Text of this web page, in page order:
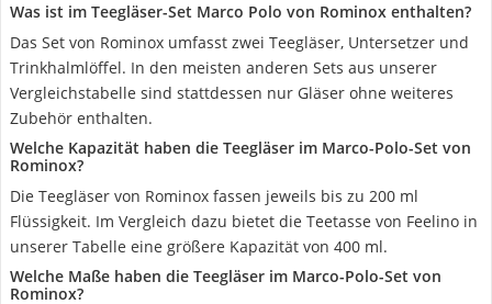
Was ist im Teegläser-Set Marco Polo von Rominox enthalten?
Das Set von Rominox umfasst zwei Teegläser, Untersetzer und
Trinkhalmlöffel. In den meisten anderen Sets aus unserer
Vergleichstabelle sind stattdessen nur Gläser ohne weiteres
Zubehör enthalten.
Welche Kapazität haben die Teegläser im Marco-Polo-Set von
Rominox?
Die Teegläser von Rominox fassen jeweils bis zu 200 ml
Flüssigkeit. Im Vergleich dazu bietet die Teetasse von Feelino in
unserer Tabelle eine größere Kapazität von 400 ml.
Welche Maße haben die Teegläser im Marco-Polo-Set von
Rominox?